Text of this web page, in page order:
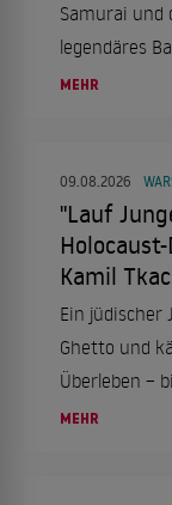
Samurai und
legendäres
MEHR
09.08.2026
"Lauf
Kamil
Ein jüdischer
Ghetto und
Überleben –
soll.
MEHR